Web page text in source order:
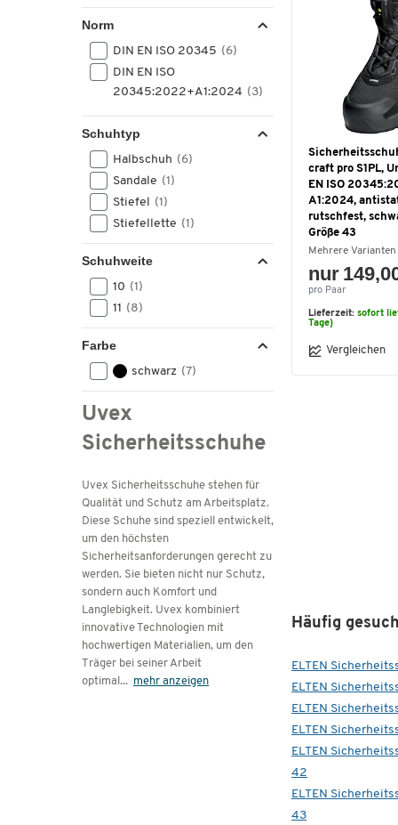
M (1)
S (1)
Norm
DIN EN ISO 20345 (6)
DIN EN ISO
20345:2022+A1:2024 (3)
Schuhtyp
Halbschuh (6)
Sandale (1)
Stiefel (1)
Stiefellette (1)
Schuhweite
10 (1)
11 (8)
Farbe
schwarz (7)
Uvex
Sicherheitsschuhe
Uvex Sicherheitsschuhe stehen für
Qualität und Schutz am Arbeitsplatz.
Diese Schuhe sind speziell entwickelt,
um den höchsten
Sicherheitsanforderungen gerecht zu
werden. Sie bieten nicht nur Schutz,
sondern auch Komfort und
Langlebigkeit. Uvex kombiniert
innovative Technologien mit
hochwertigen Materialien, um den
Träger bei seiner Arbeit
optimal ... mehr anzeigen
craft pro S1PL,
EN ISO
A1:2024,
rutschfest,
Größe 43
Mehrere
nur
pro Paar
Lieferzeit: sofort
Tage)
Vergleichen
Häufig
ELTEN
ELTEN
ELTEN
ELTEN
ELTEN
42
ELTEN
43